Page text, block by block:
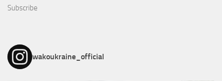
Subscribe
wakoukraine_official